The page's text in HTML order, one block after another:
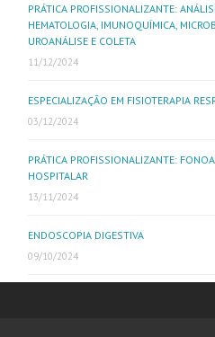
PRÁTICA PROFISSIONALIZANTE:
HEMATOLOGIA, IMUNOQUÍMICA,
UROANÁLISE E COLETA
11/12/2024
ESPECIALIZAÇÃO EM FISIOTERAPIA
03/12/2024
PRÁTICA PROFISSIONALIZANTE:
HOSPITALAR
13/11/2024
ENDOSCOPIA DIGESTIVA
09/10/2024